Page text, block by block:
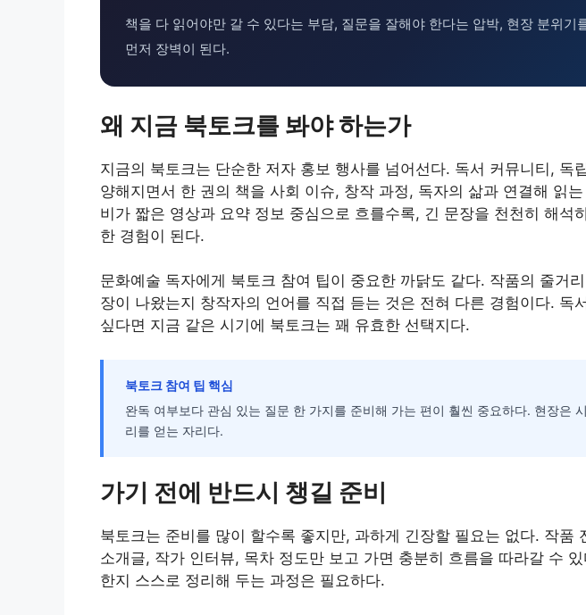
책을 다 읽어야만 갈 수 있다는 부담, 질문을 잘해야 한다는 압박, 현장 분위기
먼저 장벽이 된다.
왜 지금 북토크를 봐야 하는가
지금의 북토크는 단순한 저자 홍보 행사를 넘어선다. 독서 커뮤니티, 독
양해지면서 한 권의 책을 사회 이슈, 창작 과정, 독자의 삶과 연결해 읽
비가 짧은 영상과 요약 정보 중심으로 흐를수록, 긴 문장을 천천히 해석
한 경험이 된다.
문화예술 독자에게 북토크 참여 팁이 중요한 까닭도 같다. 작품의 줄거
장이 나왔는지 창작자의 언어를 직접 듣는 것은 전혀 다른 경험이다. 독
싶다면 지금 같은 시기에 북토크는 꽤 유효한 선택지다.
북토크 참여 팁 핵심
완독 여부보다 관심 있는 질문 한 가지를 준비해 가는 편이 훨씬 중요하다. 현장은
리를 얻는 자리다.
가기 전에 반드시 챙길 준비
북토크는 준비를 많이 할수록 좋지만, 과하게 긴장할 필요는 없다. 작품
소개글, 작가 인터뷰, 목차 정도만 보고 가면 충분히 흐름을 따라갈 수
한지 스스로 정리해 두는 과정은 필요하다.